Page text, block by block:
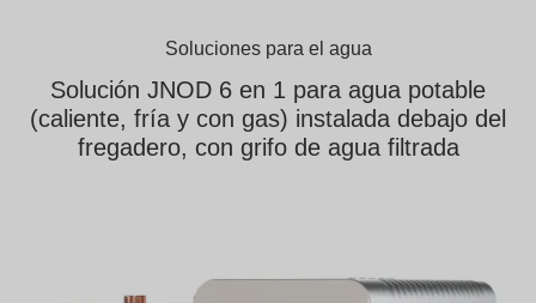
Soluciones para el agua
Solución JNOD 6 en 1 para agua potable
(caliente, fría y con gas) instalada debajo del
fregadero, con grifo de agua filtrada